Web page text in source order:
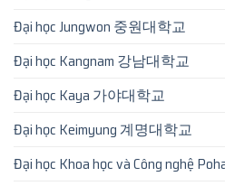
Đại học Jungwon 중원대학교
Đại học Kangnam 강남대학교
Đại học Kaya 가야대학교
Đại học Keimyung 계명대학교
Đại học Khoa học và Công nghệ